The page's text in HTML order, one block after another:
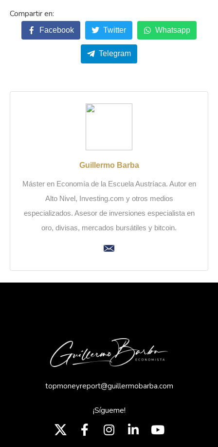
Facebook Twitter Whatsapp
Telegram
Guillermo Barba
Máster en Economía de la Escuela Austríaca. Autor en
Alto Nivel, Investing.com y otros medios
especializados. Asesor de inversiones especialista en
oro, divisas, mercados bursátiles y bitcoin.
topmoneyreport@guillermobarba.com
¡Sígueme!